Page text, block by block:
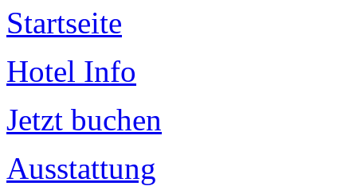
Startseite
Hotel Info
Jetzt buchen
Ausstattung